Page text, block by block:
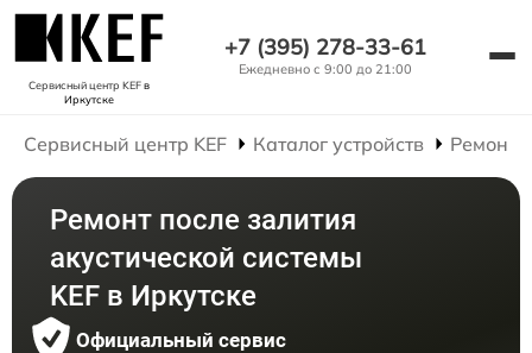
Сервисный центр KEFв
Иркутске
+7 (395) 278-33-61
Ежедневно с 9:00 до 21:00
Сервисный центр KEF Каталог устройств Ремонт
Ремонт после залития
акустической системы
KEF в Иркутске
Официальный сервис